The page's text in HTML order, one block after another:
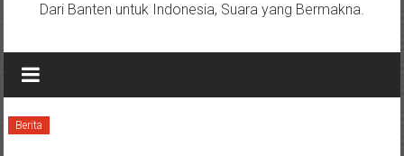
Dari Banten untuk Indonesia, Suara yang Bermakna.
Berita